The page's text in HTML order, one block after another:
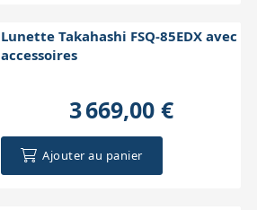
Lunette Takahashi FSQ-85EDX avec
accessoires
3 669,00 €
Ajouter au panier